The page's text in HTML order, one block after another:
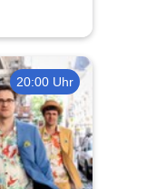
20:00 Uhr